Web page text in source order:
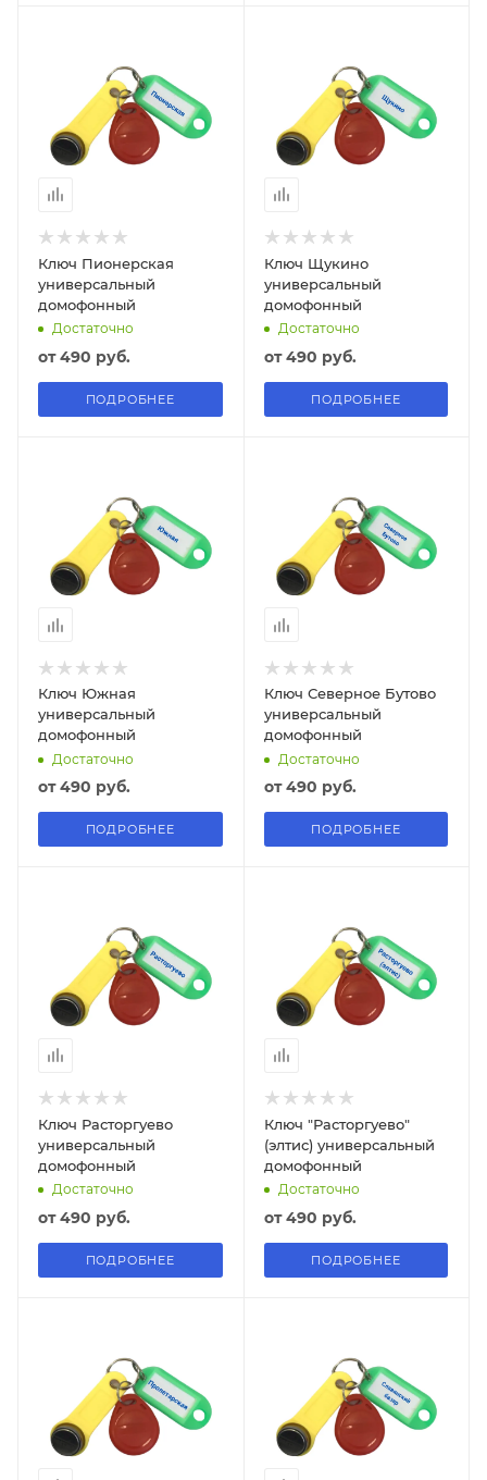
Ключ Пионерская
универсальный
домофонный
Достаточно
от490 руб.
ПОДРОБНЕЕ
Ключ Щукино
универсальный
домофонный
Достаточно
от490 руб.
ПОДРОБНЕЕ
Ключ Южная
универсальный
домофонный
Достаточно
от490 руб.
ПОДРОБНЕЕ
Ключ Северное Бутово
универсальный
домофонный
Достаточно
от490 руб.
ПОДРОБНЕЕ
Ключ Расторгуево
универсальный
домофонный
Достаточно
от490 руб.
ПОДРОБНЕЕ
Ключ "Расторгуево"
(элтис) универсальный
домофонный
Достаточно
от490 руб.
ПОДРОБНЕЕ